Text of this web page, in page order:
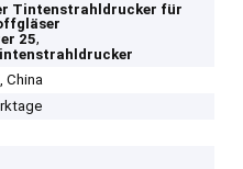
Tintenstrahldrucker für
25,
China